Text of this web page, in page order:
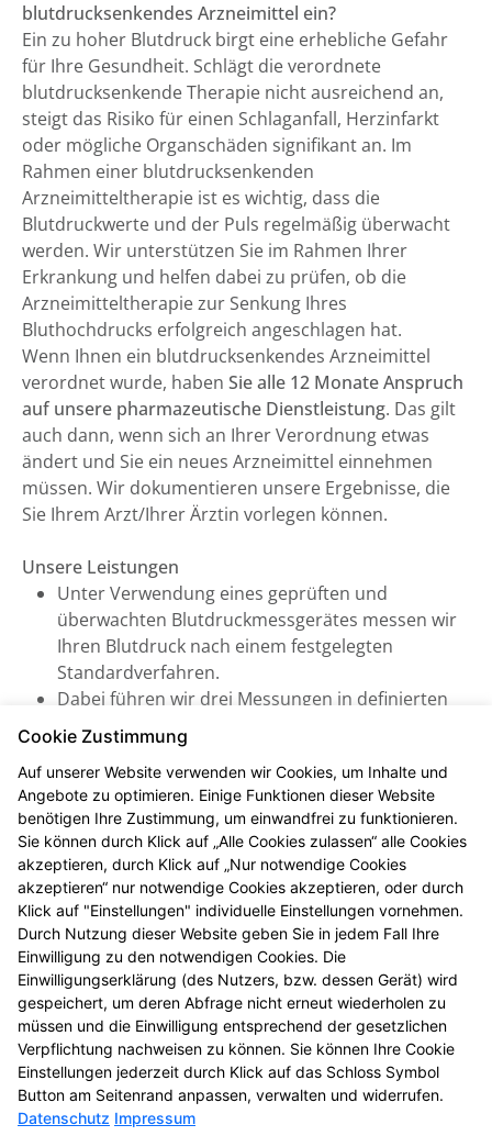
blutdrucksenkendes Arzneimittel ein?
Ein zu hoher Blutdruck birgt eine erhebliche Gefahr
für Ihre Gesundheit. Schlägt die verordnete
blutdrucksenkende Therapie nicht ausreichend an,
steigt das Risiko für einen Schlaganfall, Herzinfarkt
oder mögliche Organschäden signifikant an. Im
Rahmen einer blutdrucksenkenden
Arzneimitteltherapie ist es wichtig, dass die
Blutdruckwerte und der Puls regelmäßig überwacht
werden. Wir unterstützen Sie im Rahmen Ihrer
Erkrankung und helfen dabei zu prüfen, ob die
Arzneimitteltherapie zur Senkung Ihres
Bluthochdrucks erfolgreich angeschlagen hat.
Wenn Ihnen ein blutdrucksenkendes Arzneimittel
verordnet wurde, haben Sie alle 12 Monate Anspruch
auf unsere pharmazeutische Dienstleistung. Das gilt
auch dann, wenn sich an Ihrer Verordnung etwas
ändert und Sie ein neues Arzneimittel einnehmen
müssen. Wir dokumentieren unsere Ergebnisse, die
Sie Ihrem Arzt/Ihrer Ärztin vorlegen können.
Unsere Leistungen
Unter Verwendung eines geprüften und
überwachten Blutdruckmessgerätes messen wir
Ihren Blutdruck nach einem festgelegten
Standardverfahren.
Dabei führen wir drei Messungen in definierten
Abständen durch, woraus sich ein systolischer
und diastolischer Mittelwert errechnen lässt (inkl.
Puls). Daraus können wir eine verlässliche
Aussage treffen und beraten Sie zu Ihrem
individuellen Bluthochdruck-Risiko.
Je nach Ergebnis sprechen wir weitere Empfehlungen
aus, die wir nach Ihrer Zustimmung mit Ihrem
Arzt/Ihrer Ärztin abstimmen.
Alles kostenfrei für Sie
Die Kosten der standardisierten Risikoerfassung bei
Bluthochdruck werden von Ihrer gesetzlichen oder
privaten Krankenkasse vollständig übernommen.
Cookie Zustimmung
Auf unserer Website verwenden wir Cookies, um Inhalte und
Angebote zu optimieren. Einige Funktionen dieser Website
benötigen Ihre Zustimmung, um einwandfrei zu funktionieren.
Sie können durch Klick auf „Alle Cookies zulassen“ alle Cookies
akzeptieren, durch Klick auf „Nur notwendige Cookies
akzeptieren“ nur notwendige Cookies akzeptieren, oder durch
Klick auf "Einstellungen" individuelle Einstellungen vornehmen.
Durch Nutzung dieser Website geben Sie in jedem Fall Ihre
Einwilligung zu den notwendigen Cookies. Die
Einwilligungserklärung (des Nutzers, bzw. dessen Gerät) wird
gespeichert, um deren Abfrage nicht erneut wiederholen zu
müssen und die Einwilligung entsprechend der gesetzlichen
Verpflichtung nachweisen zu können. Sie können Ihre Cookie
Einstellungen jederzeit durch Klick auf das Schloss Symbol
Button am Seitenrand anpassen, verwalten und widerrufen.
Datenschutz Impressum